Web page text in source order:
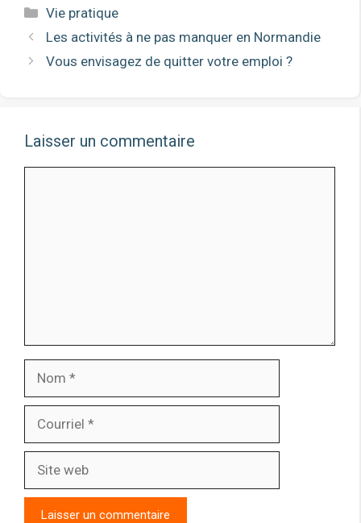
Catégories
Vie pratique
Les activités à ne pas manquer en Normandie
Vous envisagez de quitter votre emploi ?
Laisser un commentaire
web